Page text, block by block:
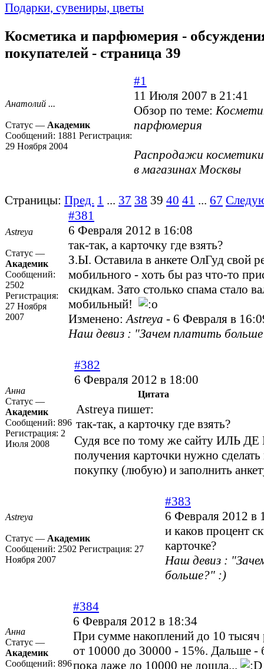
Подарки, сувениры, цветы
Косметика и парфюмерия -
покупателей - страница 39
Анатолий ...
Статус — Академик
Сообщений: 1881 Регистрация:
29 Ноября 2004
#1
11 Июля 2007 в 21:41
Обзор по теме:
парфюмерия
Распродажи
в магазинах Москвы
Страницы: Пред. 1 ... 37 38 39 40 41 ... 67
Astreya
Статус —
Академик
Сообщений:
2502
Регистрация:
27 Ноября
2007
#381
6 Февраля 2012 в 16:08
так-так, а карточку где взять?
З.Ы. Оставила в анкете ОлГуд свой
мобильного - хоть бы раз что-то
скидкам. Зато столько спама стало
мобильный!
Изменено:Astreya - 6 Февраля в
Наш девиз : "Зачем платить
Анна
Статус —
Академик
Сообщений: 896
Регистрация: 2
Июля 2008
#382
6 Февраля 2012 в 18:00
Цитата
Astreya пишет:
так-так, а карточку где взять?
Судя все по тому же сайту ИЛЬ
получения карточки нужно сделать
покупку (любую) и заполнить
Astreya
Статус — Академик
Сообщений: 2502 Регистрация: 27
Ноября 2007
#383
6 Февраля 2012 в
и каков процент
карточке?
Наш девиз :
больше?" :)
Анна
Статус —
Академик
Сообщений: 896
#384
6 Февраля 2012 в 18:34
При сумме накоплений до 10 тысяч
от 10000 до 30000 - 15%. Дальше -
пока даже до 10000 не дошла...